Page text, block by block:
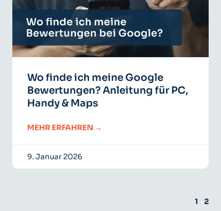
Wo finde ich meine Google
Bewertungen? Anleitung für PC,
Handy & Maps
MEHR ERFAHREN →
9. Januar 2026
1 2